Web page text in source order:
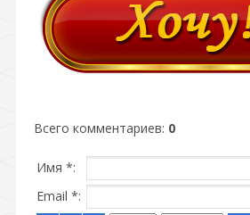
Всего комментариев: 0
Имя *:
Email *: